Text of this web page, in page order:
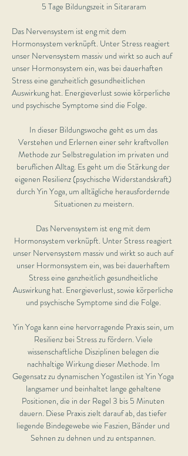
5 Tage Bildungszeit in Sitararam
Das Nervensystem ist eng mit dem
Hormonsystem verknüpft. Unter Stress reagiert
unser Nervensystem massiv und wirkt so auch auf
unser Hormonsystem ein, was bei dauerhaften
Stress eine ganzheitlich gesundheitlichen
Auswirkung hat. Energieverlust sowie körperliche
und psychische Symptome sind die Folge.
In dieser Bildungswoche geht es um das
Verstehen und Erlernen einer sehr kraftvollen
Methode zur Selbstregulation im privaten und
beruflichen Alltag. Es geht um die Stärkung der
eigenen Resilienz (psychische Widerstandskraft)
durch Yin Yoga, um alltägliche herausfordernde
Situationen zu meistern.
Das Nervensystem ist eng mit dem
Hormonsystem verknüpft. Unter Stress reagiert
unser Nervensystem massiv und wirkt so auch auf
unser Hormonsystem ein, was bei dauerhaftem
Stress eine ganzheitlich gesundheitliche
Auswirkung hat. Energieverlust, sowie körperliche
und psychische Symptome sind die Folge.
Yin Yoga kann eine hervorragende Praxis sein, um
Resilienz bei Stress zu fördern. Viele
wissenschaftliche Disziplinen belegen die
nachhaltige Wirkung dieser Methode. Im
Gegensatz zu dynamischen Yogastilen ist Yin Yoga
langsamer und beinhaltet lange gehaltene
Positionen, die in der Regel 3 bis 5 Minuten
dauern. Diese Praxis zielt darauf ab, das tiefer
liegende Bindegewebe wie Faszien, Bänder und
Sehnen zu dehnen und zu entspannen.